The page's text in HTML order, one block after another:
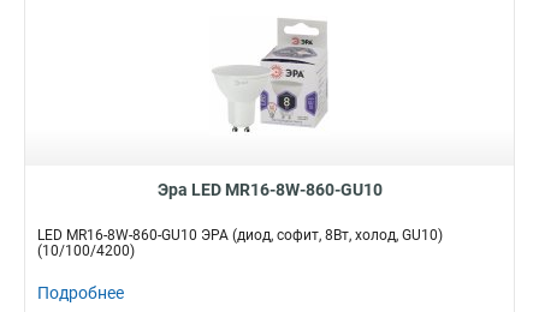
Эра LED MR16-8W-860-GU10
LED MR16-8W-860-GU10 ЭРА (диод, софит, 8Вт, холод, GU10)
(10/100/4200)
Подробнее